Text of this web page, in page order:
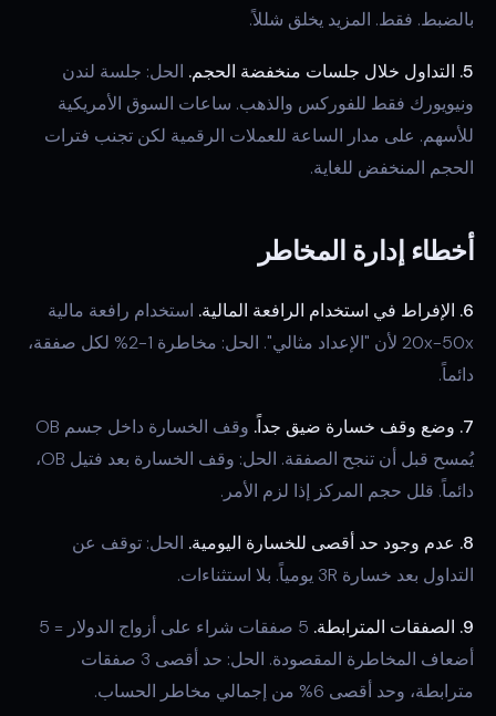
بالضبط. فقط. المزيد يخلق شللاً.
5. التداول خلال جلسات منخفضة الحجم.
الحل: جلسة لندن
ونيويورك فقط للفوركس والذهب. ساعات السوق الأمريكية
للأسهم. على مدار الساعة للعملات الرقمية لكن تجنب فترات
الحجم المنخفض للغاية.
أخطاء إدارة المخاطر
6. الإفراط في استخدام الرافعة المالية.
استخدام رافعة مالية
20x-50x لأن "الإعداد مثالي". الحل: مخاطرة 1-2% لكل صفقة،
دائماً.
7. وضع وقف خسارة ضيق جداً.
وقف الخسارة داخل جسم OB
يُمسح قبل أن تنجح الصفقة. الحل: وقف الخسارة بعد فتيل OB،
دائماً. قلل حجم المركز إذا لزم الأمر.
8. عدم وجود حد أقصى للخسارة اليومية.
الحل: توقف عن
التداول بعد خسارة 3R يومياً. بلا استثناءات.
9. الصفقات المترابطة.
5 صفقات شراء على أزواج الدولار = 5
أضعاف المخاطرة المقصودة. الحل: حد أقصى 3 صفقات
مترابطة، وحد أقصى 6% من إجمالي مخاطر الحساب.